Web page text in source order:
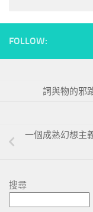
FOLLOW:
詞與物的邪
一個成熟幻想主
搜尋